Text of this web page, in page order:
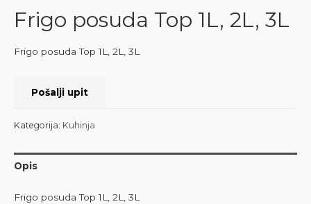
Frigo posuda Top 1L, 2L, 3L
Frigo posuda Top 1L, 2L, 3L
Pošalji upit
Kategorija: Kuhinja
Opis
Frigo posuda Top 1L, 2L, 3L